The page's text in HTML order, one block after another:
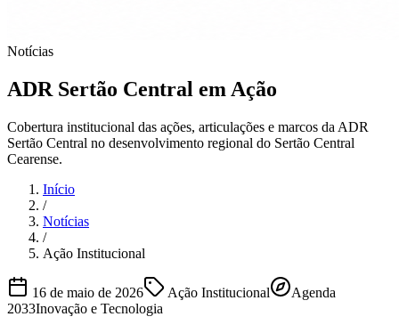
Notícias
ADR Sertão Central em Ação
Cobertura institucional das ações, articulações e marcos da ADR
Sertão Central no desenvolvimento regional do Sertão Central
Cearense.
Início
/
Notícias
/
Ação Institucional
16 de maio de 2026 Ação Institucional
Agenda
2033Inovação e Tecnologia